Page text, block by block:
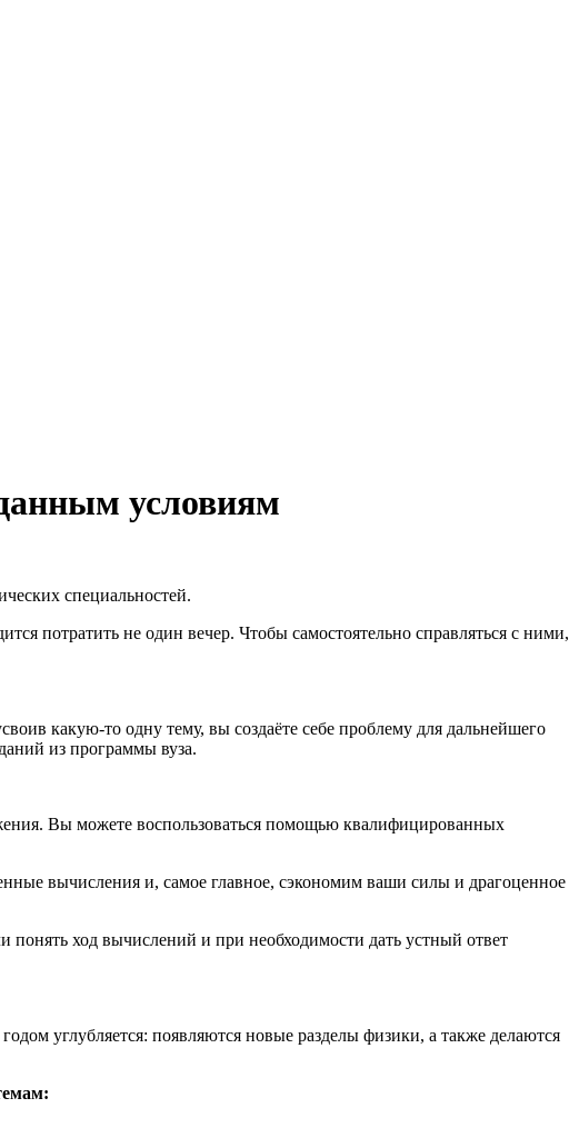
условиям
специальностей.
потратить не один вечер. Чтобы самостоятельно справляться с ними,
какую-то одну тему, вы создаёте себе проблему для дальнейшего
из программы вуза.
Вы можете воспользоваться помощью квалифицированных
вычисления и, самое главное, сэкономим ваши силы и драгоценное
ход вычислений и при необходимости дать устный ответ
углубляется: появляются новые разделы физики, а также делаются